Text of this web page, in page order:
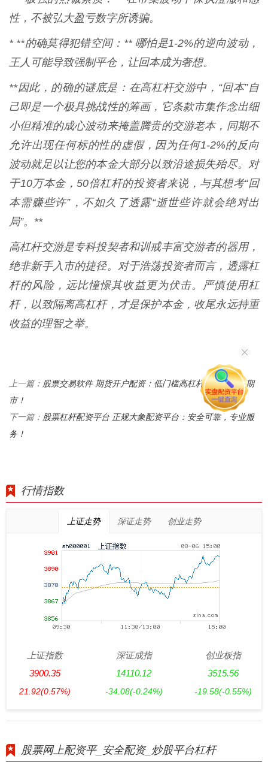
性，不被弘大盈亏数字所诱骗。
* **的确莫得犯错空间：** 哪怕是1-2%的逆向波动，
王人可能导致强制平仓，让回本成为奢想。
**因此，的确的谜底是：在高杠杆交游中，“回本”自
己即是一个极具挑战性的筹画，它条款市集作念出细
小但精准的成心波动来掩盖腾贵的交游老本，同期不
允许出现任何标的性的虚假，因为任何1-2%的反向
波动就足以让您的本金大部分以致沿途损失殆尽。对
于10万本金，50倍杠杆的投资者来说，与其想考“回
本需赚些许”，不如久了透露“逝世些许就会绝对出
局”。**
高杠杆交游是专科投契者和训戒丰富交游者的器用，
绝非新手入市的捷径。对于浩荡投资者而言，透露杠
杆的风险，远比憧憬其收益更为伏击。严慎使用杠
杆，以致隔离高杠杆，才是保护本金，收尾永远持重
收益的理智之举。
上一篇： 股票交易软件 期货开户配资：低门槛高杠杆，助您掘金期
市！
下一篇： 股票杠杆配资平台 正规大象配资平台：安全可靠，专业服
务！
行情指数
上证走势 深证走势 创业走势
上证指数
3900.35
21.92(0.57%)
深证成指
14110.12
-34.08(-0.24%)
创业板指
3515.56
-19.58(-0.55%)
股票网上配资平_安全配资_炒股平台杠杆